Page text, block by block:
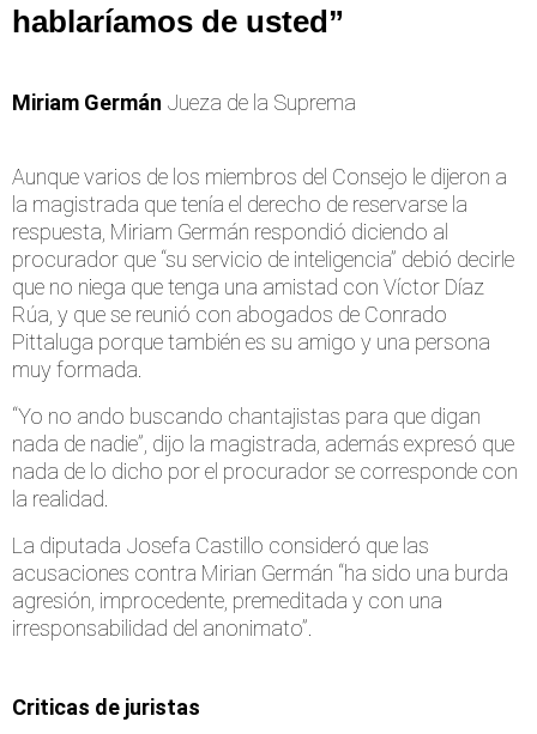
hablaríamos de usted”
Miriam Germán Jueza de la Suprema
Aunque varios de los miembros del Consejo le dijeron a
la magistrada que tenía el derecho de reservarse la
respuesta, Miriam Germán respondió diciendo al
procurador que “su servicio de inteligencia” debió decirle
que no niega que tenga una amistad con Víctor Díaz
Rúa, y que se reunió con abogados de Conrado
Pittaluga porque también es su amigo y una persona
muy formada.
“Yo no ando buscando chantajistas para que digan
nada de nadie”, dijo la magistrada, además expresó que
nada de lo dicho por el procurador se corresponde con
la realidad.
La diputada Josefa Castillo consideró que las
acusaciones contra Mirian Germán “ha sido una burda
agresión, improcedente, premeditada y con una
irresponsabilidad del anonimato”.
Criticas de juristas